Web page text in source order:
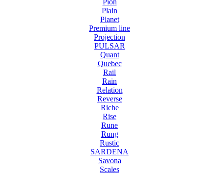
Plain
Planet
Premium line
Projection
PULSAR
Quant
Quebec
Rail
Rain
Relation
Reverse
Riche
Rise
Rune
Rung
Rustic
SARDENA
Savona
Scales